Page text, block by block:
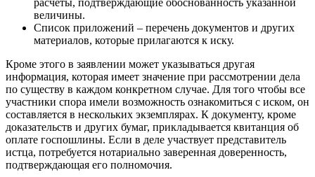
величины.
Список приложений – перечень документов и других
материалов, которые прилагаются к иску.
Кроме этого в заявлении может указываться другая
информация, которая имеет значение при рассмотрении дела
по существу в каждом конкретном случае. Для того чтобы все
участники спора имели возможность ознакомиться с иском, он
составляется в нескольких экземплярах. К документу, кроме
доказательств и других бумаг, прикладывается квитанция об
оплате госпошлины. Если в деле участвует представитель
истца, потребуется нотариально заверенная доверенность,
подтверждающая его полномочия.